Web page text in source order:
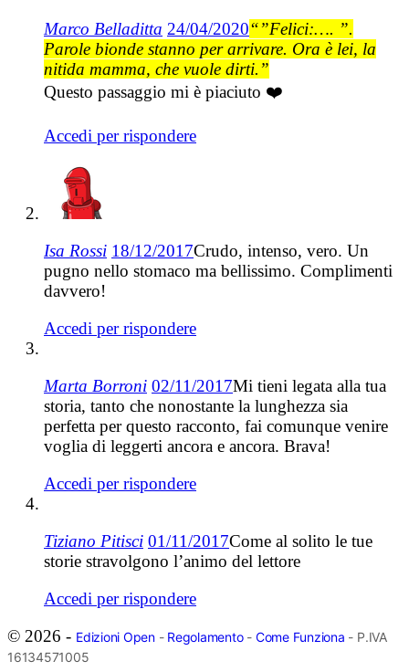
Marco Belladitta 24/04/2020“”Felici:…. ”.
Parole bionde stanno per arrivare. Ora è lei, la
nitida mamma, che vuole dirti.”
Questo passaggio mi è piaciuto ❤️
Accedi per rispondere
Isa Rossi 18/12/2017Crudo, intenso, vero. Un
pugno nello stomaco ma bellissimo. Complimenti
davvero!
Accedi per rispondere
Marta Borroni 02/11/2017Mi tieni legata alla tua
storia, tanto che nonostante la lunghezza sia
perfetta per questo racconto, fai comunque venire
voglia di leggerti ancora e ancora. Brava!
Accedi per rispondere
Tiziano Pitisci 01/11/2017Come al solito le tue
storie stravolgono l’animo del lettore
Accedi per rispondere
© 2026 - Edizioni Open- Regolamento- Come Funziona - P.IVA
16134571005